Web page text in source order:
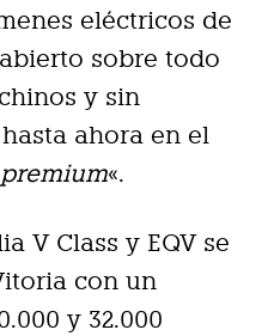
eléctricos de
sobre todo
y sin
ahora en el
premium«.
V Class y EQV se
con un
y 32.000